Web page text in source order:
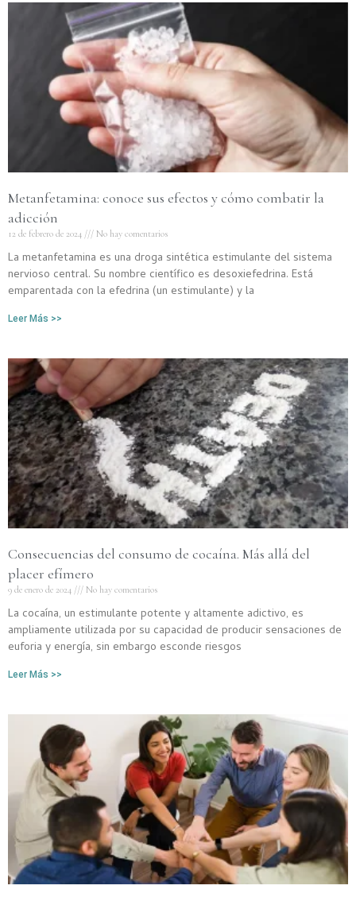
Metanfetamina: conoce sus efectos y cómo combatir la
adicción
12 de febrero de 2024 No hay comentarios
La metanfetamina es una droga sintética estimulante del sistema
nervioso central. Su nombre científico es desoxiefedrina. Está
emparentada con la efedrina (un estimulante) y la
Leer Más >>
Consecuencias del consumo de cocaína. Más allá del
placer efímero
9 de enero de 2024 No hay comentarios
La cocaína, un estimulante potente y altamente adictivo, es
ampliamente utilizada por su capacidad de producir sensaciones de
euforia y energía, sin embargo esconde riesgos
Leer Más >>